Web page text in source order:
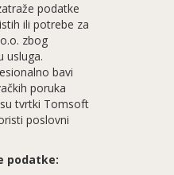
podatke
ili potrebe za
zbog
usluga.
bavi
poruka
tvrtki Tomsoft
poslovni
podatke: